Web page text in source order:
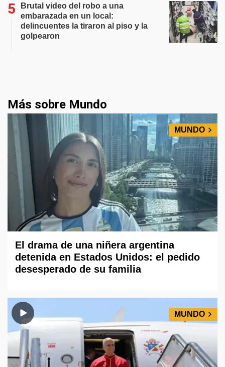
Brutal video del robo a una
embarazada en un local:
delincuentes la tiraron al piso y la
golpearon
Más sobre Mundo
MUNDO
El drama de una niñera argentina
detenida en Estados Unidos: el pedido
desesperado de su familia
MUNDO